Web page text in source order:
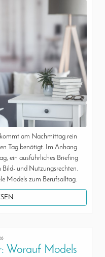
am Nachmittag rein
Tag benötigt. Im Anhang
ein ausführliches Briefing
Bild- und Nutzungsrechten.
Models zum Berufsalltag.
Worauf Models